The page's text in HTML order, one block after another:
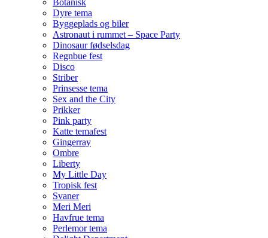
Botanisk
Dyre tema
Byggeplads og biler
Astronaut i rummet – Space Party
Dinosaur fødselsdag
Regnbue fest
Disco
Striber
Prinsesse tema
Sex and the City
Prikker
Pink party
Katte temafest
Gingerray
Ombre
Liberty
My Little Day
Tropisk fest
Svaner
Meri Meri
Havfrue tema
Perlemor tema